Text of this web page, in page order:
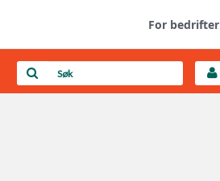
For bedrifter
Last opp selv